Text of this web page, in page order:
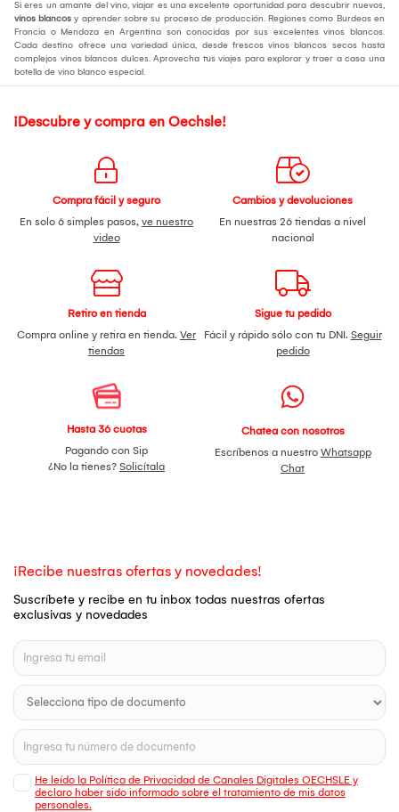
Si eres un amante del vino, viajar es una excelente oportunidad para descubrir nuevos,
vinos blancos y aprender sobre su proceso de producción. Regiones como Burdeos en
Francia o Mendoza en Argentina son conocidas por sus excelentes vinos blancos.
Cada destino ofrece una variedad única, desde frescos vinos blancos secos hasta
complejos vinos blancos dulces. Aprovecha tus viajes para explorar y traer a casa una
botella de vino blanco especial.
¡Descubre y compra en Oechsle!
Compra fácil y seguro
En solo 6 simples pasos, ve nuestro
video
Cambios y devoluciones
En nuestras 26 tiendas a nivel
nacional
Retiro en tienda
Compra online y retira en tienda. Ver
tiendas
Sigue tu pedido
Fácil y rápido sólo con tu DNI. Seguir
pedido
Hasta 36 cuotas
Pagando con Sip
¿No la tienes? Solicítala
Chatea con nosotros
Escríbenos a nuestro Whatsapp
Chat
¡Recibe nuestras ofertas y novedades!
Suscríbete y recibe en tu inbox todas nuestras ofertas
exclusivas y novedades
He leído la Política de Privacidad de Canales Digitales OECHSLE y
declaro haber sido informado sobre el tratamiento de mis datos
personales.